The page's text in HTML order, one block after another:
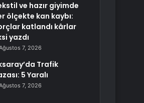
ve hazır giyimde
ölçekte kan kaybı:
katlandı kârlar
yazdı
7, 2026
Trafik
5 Yaralı
7, 2026